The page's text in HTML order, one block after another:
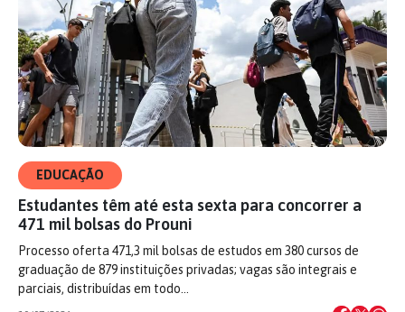
EDUCAÇÃO
Estudantes têm até esta sexta para concorrer a
471 mil bolsas do Prouni
Processo oferta 471,3 mil bolsas de estudos em 380 cursos de
graduação de 879 instituições privadas; vagas são integrais e
parciais, distribuídas em todo…